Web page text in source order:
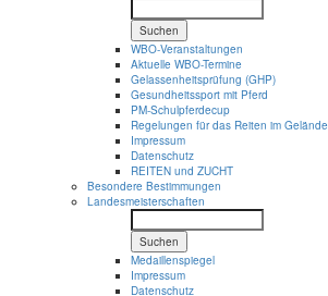
Suchen
WBO-Veranstaltungen
Aktuelle WBO-Termine
Gelassenheitsprüfung (GHP)
Gesundheitssport mit Pferd
PM-Schulpferdecup
Regelungen für das Reiten im Gelände
Impressum
Datenschutz
REITEN und ZUCHT
Besondere Bestimmungen
Landesmeisterschaften
Suchen
Medaillenspiegel
Impressum
Datenschutz